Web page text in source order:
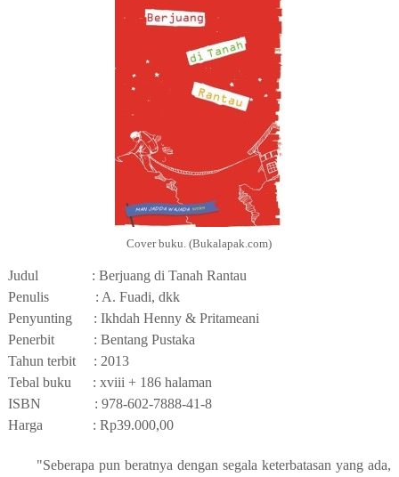
Cover buku. (Bukalapak.com)
Judul
: Berjuang di Tanah Rantau
Penulis
: A. Fuadi, dkk
Penyunting
: Ikhdah Henny & Pritameani
Penerbit
: Bentang Pustaka
Tahun terbit
: 2013
Tebal buku
: xviii + 186 halaman
ISBN
: 978-602-7888-41-8
Harga
: Rp39.000,00
"Seberapa pun beratnya dengan segala keterbatasan yang ada,